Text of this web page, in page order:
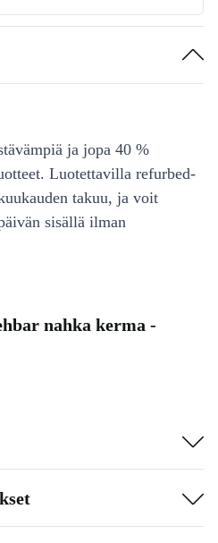
ja jopa 40 %
Luotettavilla refurbed-
takuu, ja voit
sisällä ilman
nahka kerma -